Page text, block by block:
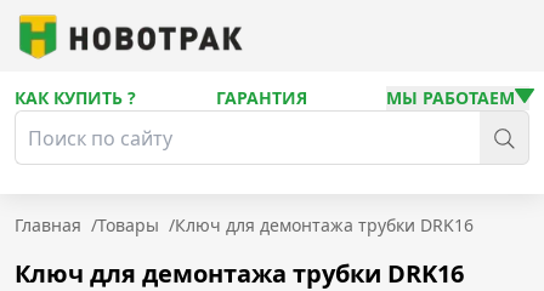
КАК КУПИТЬ ? ГАРАНТИЯ МЫ РАБОТАЕМ
Главная /Товары /Ключ для демонтажа трубки DRK16
Ключ для демонтажа трубки DRK16